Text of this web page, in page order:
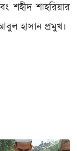
শহীদ শাহরিয়ার
হাসান প্রমুখ।